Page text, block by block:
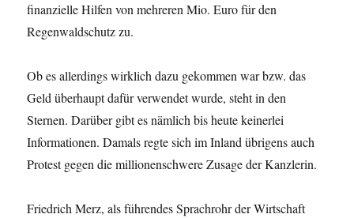
finanzielle Hilfen von mehreren Mio. Euro für den
Regenwaldschutz zu.
Ob es allerdings wirklich dazu gekommen war bzw. das
Geld überhaupt dafür verwendet wurde, steht in den
Sternen. Darüber gibt es nämlich bis heute keinerlei
Informationen. Damals regte sich im Inland übrigens auch
Protest gegen die millionenschwere Zusage der Kanzlerin.
Friedrich Merz, als führendes Sprachrohr der Wirtschaft